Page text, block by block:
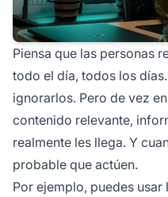
Piensa que las personas
todo el día, todos los
ignorarlos. Pero de vez
contenido relevante,
realmente les llega. Y
probable que actúen.
Por ejemplo, puedes